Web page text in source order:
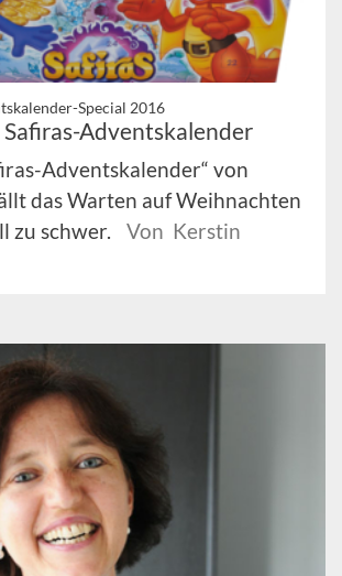
Special 2016
Safiras-Adventskalender
Adventskalender“ von
das Warten auf Weihnachten
zu schwer.
Von Kerstin